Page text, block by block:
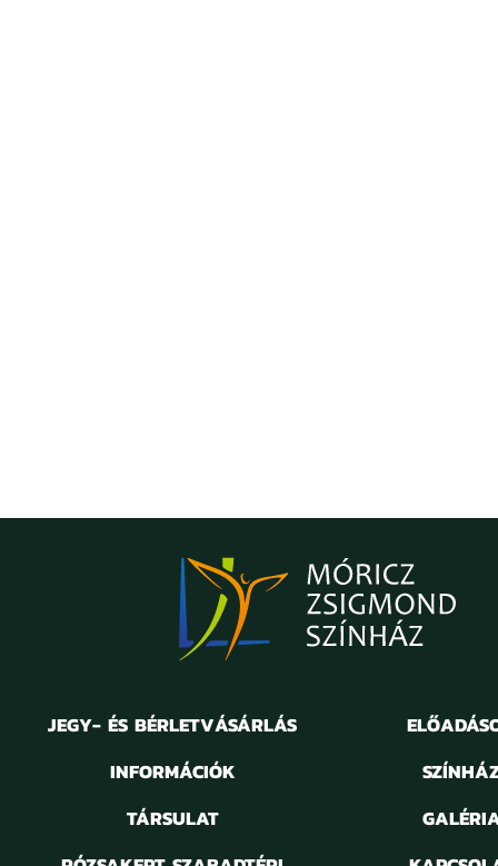
JEGY- ÉS BÉRLETVÁSÁRLÁS
INFORMÁCIÓK
TÁRSULAT